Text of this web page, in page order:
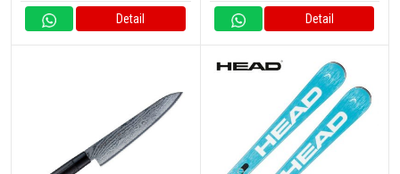
Detail Detail